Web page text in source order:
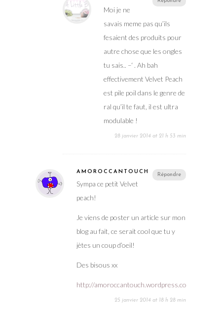
Moi je ne
savais meme pas qu’ils
fesaient des produits pour
autre chose que les ongles
tu sais.. –‘ . Ah bah
effectivement Velvet Peach
est pile poil dans le genre de
ral qu’il te faut, il est ultra
modulable !
28 janvier 2014 at 21 h 53 min
Répondre
AMOROCCANTOUCH
Sympa ce petit Velvet
peach!
Je viens de poster un article sur mon
blog au fait, ce serait cool que tu y
jètes un coup d’oeil!
Des bisous xx
http://amoroccantouch.wordpress.com/
25 janvier 2014 at 18 h 28 min